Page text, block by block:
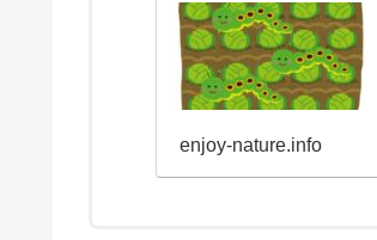
enjoy-nature.info